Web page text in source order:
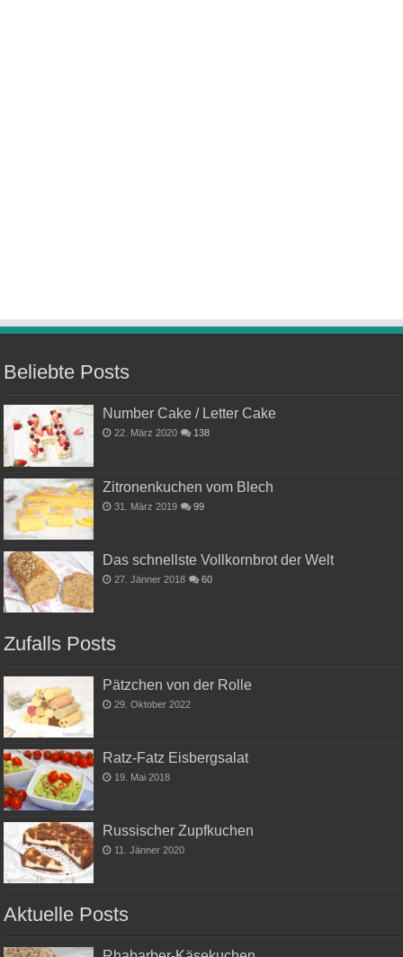
Beliebte Posts
Number Cake / Letter Cake
22. März 2020 138
Zitronenkuchen vom Blech
31. März 2019 99
Das schnellste Vollkornbrot der Welt
27. Jänner 2018 60
Zufalls Posts
Pätzchen von der Rolle
29. Oktober 2022
Ratz-Fatz Eisbergsalat
19. Mai 2018
Russischer Zupfkuchen
11. Jänner 2020
Aktuelle Posts